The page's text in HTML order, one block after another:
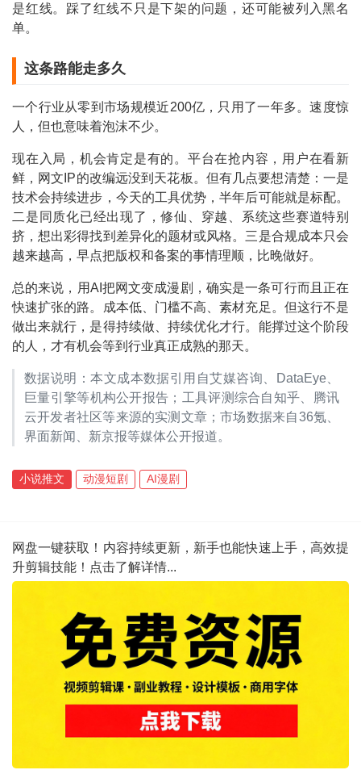
是红线。踩了红线不只是下架的问题，还可能被列入黑名
单。
这条路能走多久
一个行业从零到市场规模近200亿，只用了一年多。速度惊
人，但也意味着泡沫不少。
现在入局，机会肯定是有的。平台在抢内容，用户在看新
鲜，网文IP的改编远没到天花板。但有几点要想清楚：一是
技术会持续进步，今天的工具优势，半年后可能就是标配。
二是同质化已经出现了，修仙、穿越、系统这些赛道特别
挤，想出彩得找到差异化的题材或风格。三是合规成本只会
越来越高，早点把版权和备案的事情理顺，比晚做好。
总的来说，用AI把网文变成漫剧，确实是一条可行而且正在
快速扩张的路。成本低、门槛不高、素材充足。但这行不是
做出来就行，是得持续做、持续优化才行。能撑过这个阶段
的人，才有机会等到行业真正成熟的那天。
数据说明：本文成本数据引用自艾媒咨询、DataEye、
巨量引擎等机构公开报告；工具评测综合自知乎、腾讯
云开发者社区等来源的实测文章；市场数据来自36氪、
界面新闻、新京报等媒体公开报道。
小说推文 动漫短剧 AI漫剧
网盘一键获取！内容持续更新，新手也能快速上手，高效提
升剪辑技能！点击了解详情...